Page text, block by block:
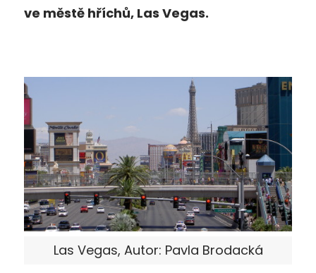
ve městě hříchů, Las Vegas.
Las Vegas, Autor: Pavla Brodacká